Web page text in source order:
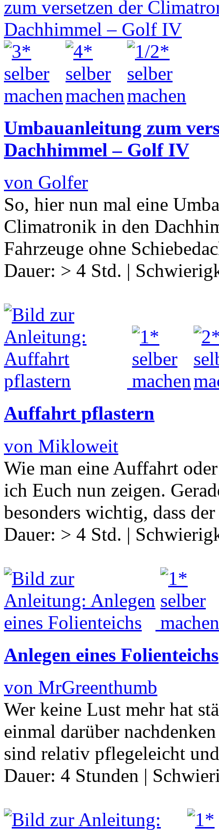
Umbauanleitung zum
Dachhimmel – Golf IV
von Golfer
So, hier nun mal eine
Climatronik in den
Fahrzeuge ohne
Dauer: > 4 Std. |
Auffahrt pflastern
von Mikloweit
Wie man eine Auffahrt
ich Euch nun zeigen.
besonders wichtig, dass
Dauer: > 4 Std. |
Anlegen eines Folienteichs
von MrGreenthumb
Wer keine Lust mehr hat
einmal darüber
sind relativ pflegeleicht
Dauer: 4 Stunden |